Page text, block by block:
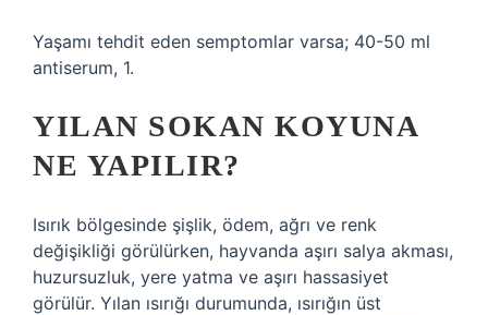
Yaşamı tehdit eden semptomlar varsa; 40-50 ml
antiserum, 1.
YILAN SOKAN KOYUNA
NE YAPILIR?
Isırık bölgesinde şişlik, ödem, ağrı ve renk
değişikliği görülürken, hayvanda aşırı salya akması,
huzursuzluk, yere yatma ve aşırı hassasiyet
görülür. Yılan ısırığı durumunda, ısırığın üst